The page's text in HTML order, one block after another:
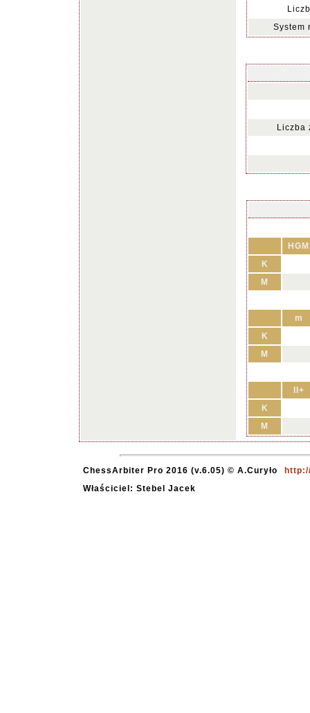
System
Liczba
HGM
K
M
m
K
M
II+
K
M
ChessArbiter Pro 2016 (v.6.05) © A.Curyło
Właściciel: Stebel Jacek